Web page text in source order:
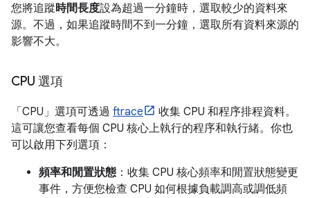
您將追蹤時間長度設為超過一分鐘時，選取較少的資料來
源。不過，如果追蹤時間不到一分鐘，選取所有資料來源的
影響不大。
CPU 選項
「CPU」 選項可透過 ftrace
收集 CPU 和程序排程資料。
這可讓您查看每個 CPU 核心上執行的程序和執行緒。你也
可以啟用下列選項：
頻率和閒置狀態：收集 CPU 核心頻率和閒置狀態變更
事件，方便您檢查 CPU 如何根據負載調高或調低頻